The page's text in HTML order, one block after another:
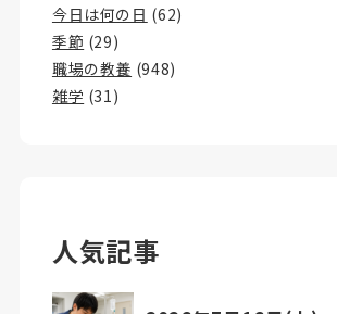
今日は何の日 (62)
季節 (29)
職場の教養 (948)
雑学 (31)
人気記事